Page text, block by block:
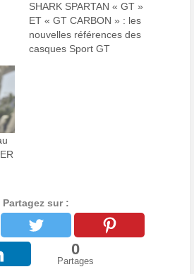
SHARK SPARTAN « GT »
ET « GT CARBON » : les
nouvelles références des
casques Sport GT
Partagez sur :
0
Partages